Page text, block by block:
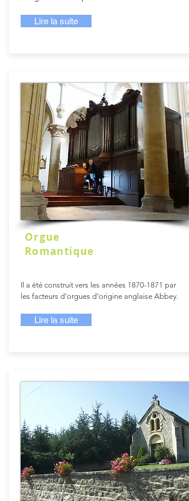
Lire la suite
Orgue
Romantique
Il a été construit vers les années 1870-1871 par
les facteurs d’orgues d’origine anglaise Abbey.
Lire la suite